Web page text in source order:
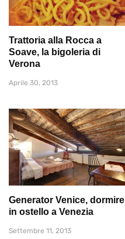
Trattoria alla Rocca a
Soave, la bigoleria di
Verona
Aprile 30, 2013
Generator Venice, dormire
in ostello a Venezia
Settembre 11, 2013